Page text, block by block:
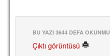
SİTE
BU YAZI 3644 DEFA
Çıktı görüntüsü